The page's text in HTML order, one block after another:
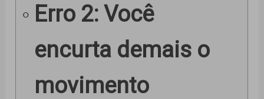
Erro 2: Você
encurta demais o
movimento